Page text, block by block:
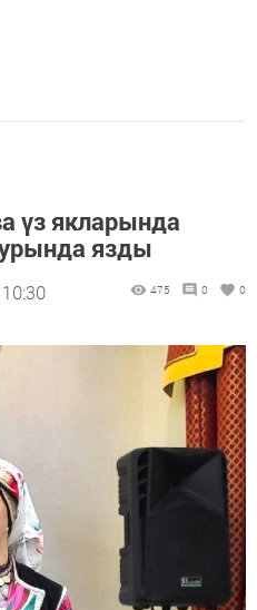
үз якларында
язды
475 0 0